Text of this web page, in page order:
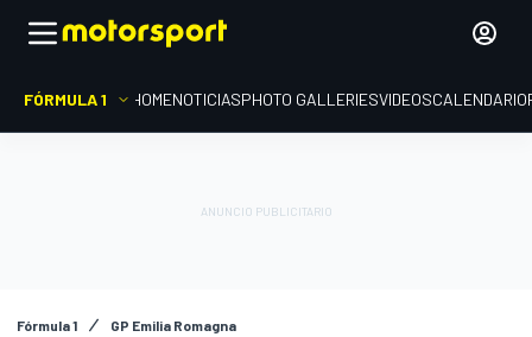
FÓRMULA 1 HOMENOTICIASPHOTO GALLERIESVIDEOSCALENDARIO
Fórmula 1 GP Emilia Romagna